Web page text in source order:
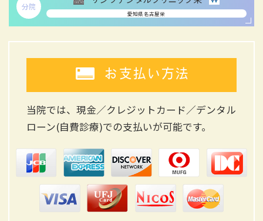
分院
愛知県名古屋栄
お支払い方法
当院では、現金／クレジットカード／デンタル
ローン(自費診療)での支払いが可能です。